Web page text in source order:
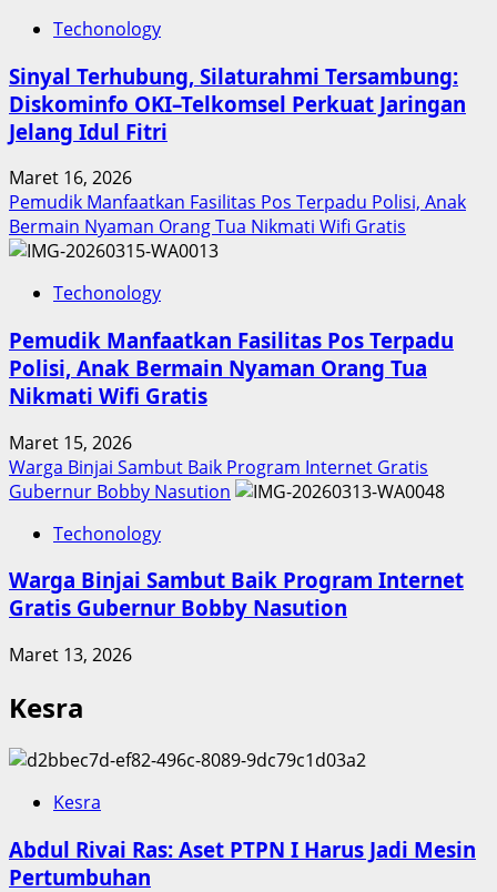
Techonology
Sinyal Terhubung, Silaturahmi Tersambung:
Diskominfo OKI–Telkomsel Perkuat Jaringan
Jelang Idul Fitri
Maret 16, 2026
Pemudik Manfaatkan Fasilitas Pos Terpadu Polisi, Anak
Bermain Nyaman Orang Tua Nikmati Wifi Gratis
Techonology
Pemudik Manfaatkan Fasilitas Pos Terpadu
Polisi, Anak Bermain Nyaman Orang Tua
Nikmati Wifi Gratis
Maret 15, 2026
Warga Binjai Sambut Baik Program Internet Gratis
Gubernur Bobby Nasution
Techonology
Warga Binjai Sambut Baik Program Internet
Gratis Gubernur Bobby Nasution
Maret 13, 2026
Kesra
Kesra
Abdul Rivai Ras: Aset PTPN I Harus Jadi Mesin
Pertumbuhan